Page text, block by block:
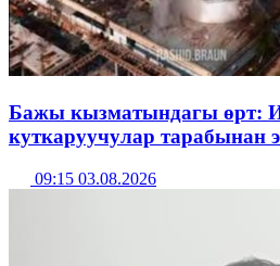
Бажы кызматындагы өрт:
куткаруучулар тарабынан
09:15 03.08.2026